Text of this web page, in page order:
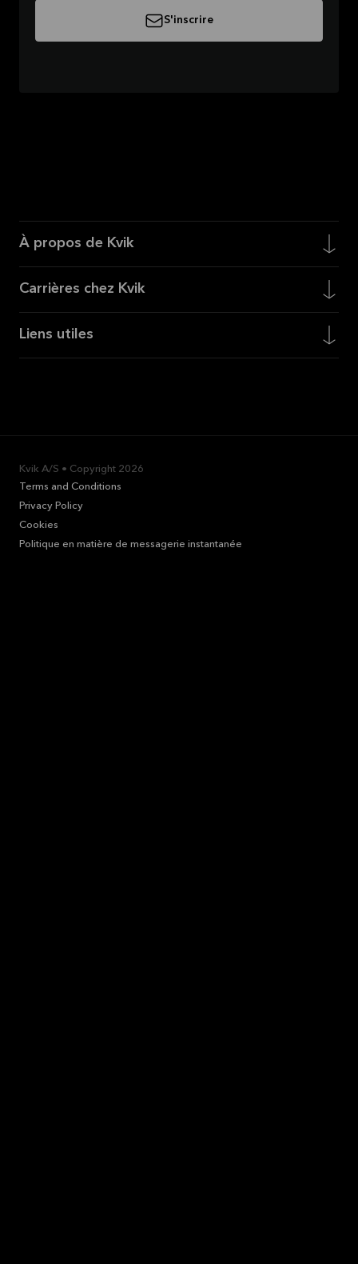
S'inscrire
À propos de Kvik
Carrières chez Kvik
Liens utiles
Kvik A/S • Copyright 2026
Terms and Conditions
Privacy Policy
Cookies
Politique en matière de messagerie instantanée